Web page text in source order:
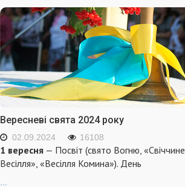
Вересневі свята 2024 року
02.09.2024 16108
1 вересня — Посвіт (свято Вогню, «Свіччине
Весілля», «Весілля Комина»). День
...